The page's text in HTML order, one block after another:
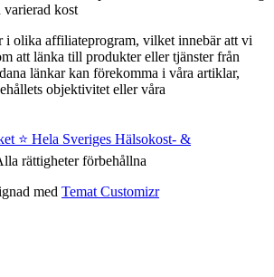
varierad kost
i olika affiliateprogram, vilket innebär att vi
att länka till produkter eller tjänster från
länkar kan förekomma i våra artiklar,
objektivitet eller våra
⭐️ Hela Sveriges Hälsokost- &
rättigheter förbehållna
med Temat Customizr